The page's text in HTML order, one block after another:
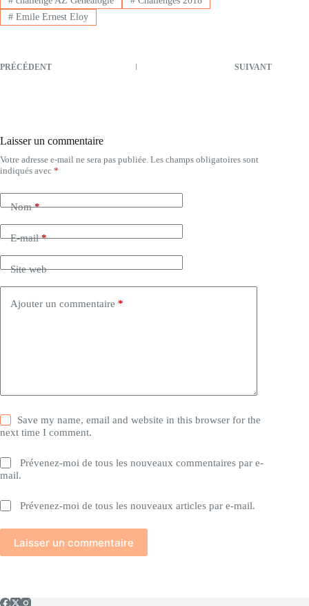
#Emile Ernest Eloy
PRÉCÉDENT SUIVANT
Laisser un commentaire
Votre adresse e-mail ne sera pas publiée. Les champs obligatoires sont
indiqués avec *
Nom*
E-mail*
Site web
Ajouter un commentaire *
Save my name, email and website in this browser for the
next time I comment.
Prévenez-moi de tous les nouveaux commentaires par e-
mail.
Prévenez-moi de tous les nouveaux articles par e-mail.
Laisser un commentaire